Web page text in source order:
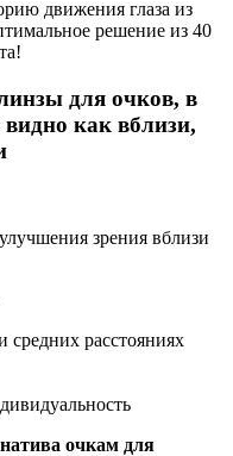
движения глаза из
решение из 40
для очков, в
как вблизи,
зрения вблизи
средних расстояниях
очкам для